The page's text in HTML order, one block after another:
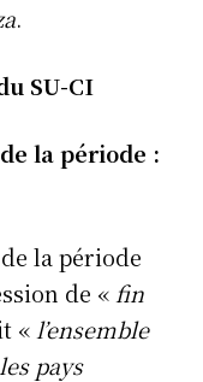
.
SU-CI
la période :
la période
de « fin
« l’ensemble
pays